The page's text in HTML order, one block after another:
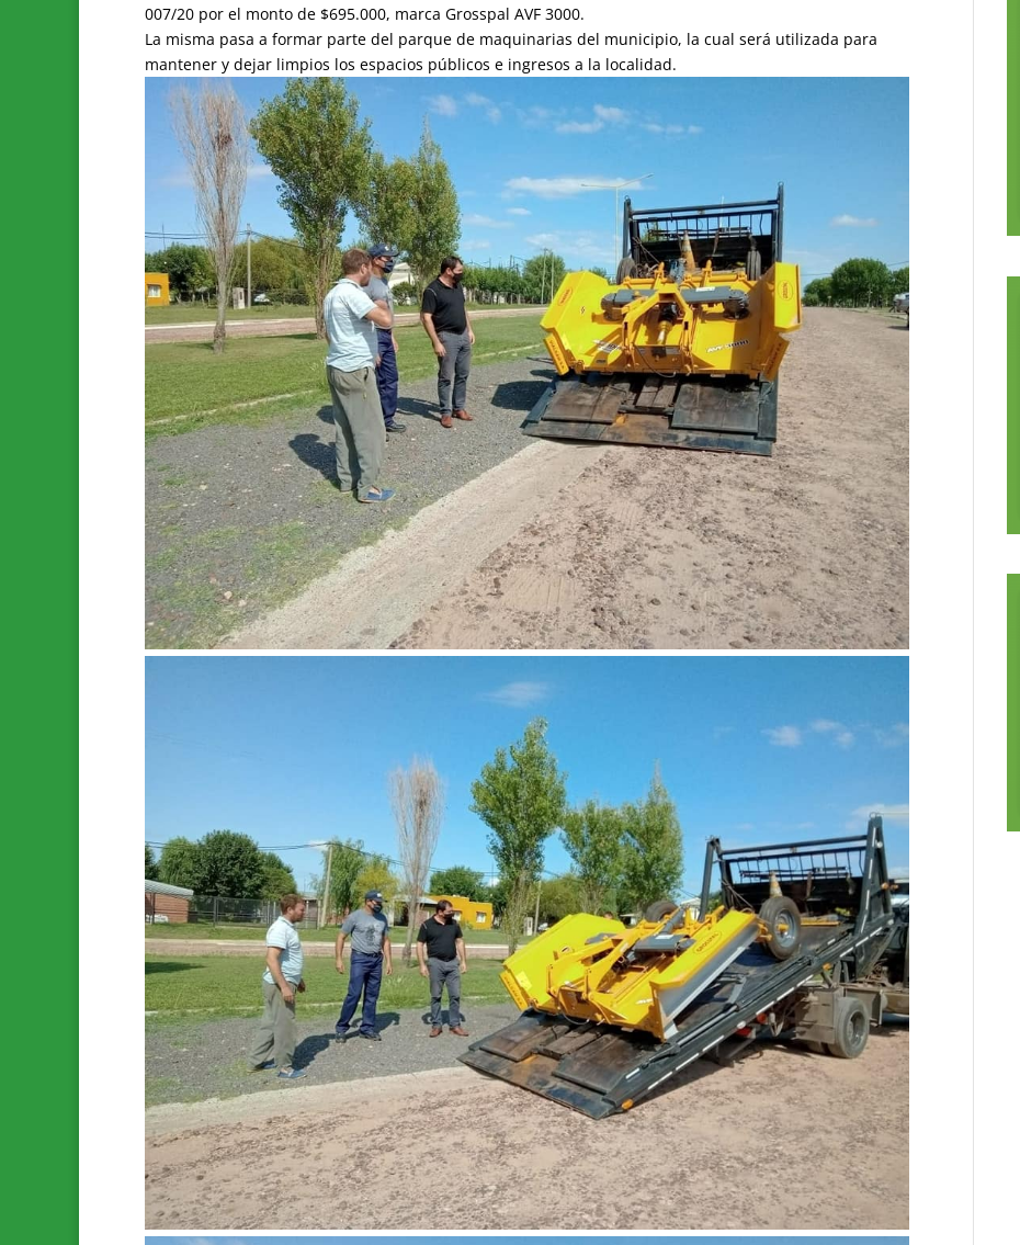
007/20 por el monto de $695.000, marca Grosspal AVF 3000.
La misma pasa a formar parte del parque de maquinarias del municipio, la cual será utilizada para
mantener y dejar limpios los espacios públicos e ingresos a la localidad.